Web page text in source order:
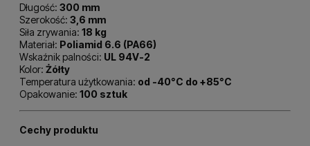
Długość: 300 mm
Szerokość: 3,6 mm
Siła zrywania: 18 kg
Materiał: Poliamid 6.6 (PA66)
Wskaźnik palności: UL 94V-2
Kolor: Żółty
Temperatura użytkowania: od -40°C do +85°C
Opakowanie: 100 sztuk
Cechy produktu